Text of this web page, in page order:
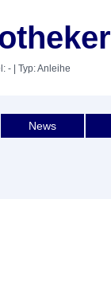
- | Typ: Anleihe
News